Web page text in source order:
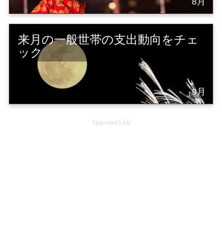
来月の一般世帯の支出動向をチェ
ック
9月
Sponsored Link